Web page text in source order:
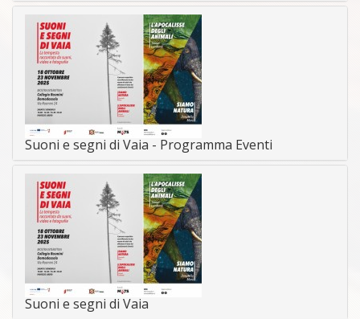
Suoni e segni di Vaia - Programma Eventi
Suoni e segni di Vaia